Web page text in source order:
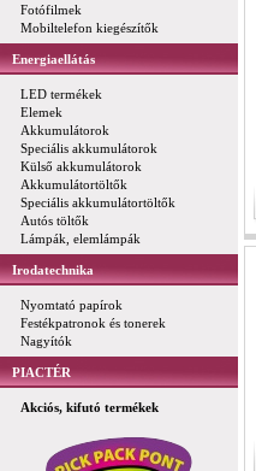
Fotófilmek
Mobiltelefon kiegészítők
Energiaellátás
LED termékek
Elemek
Akkumulátorok
Speciális akkumulátorok
Külső akkumulátorok
Akkumulátortöltők
Speciális akkumulátortöltők
Autós töltők
Lámpák, elemlámpák
Irodatechnika
Nyomtató papírok
Festékpatronok és tonerek
Nagyítók
PIACTÉR
Akciós, kifutó termékek